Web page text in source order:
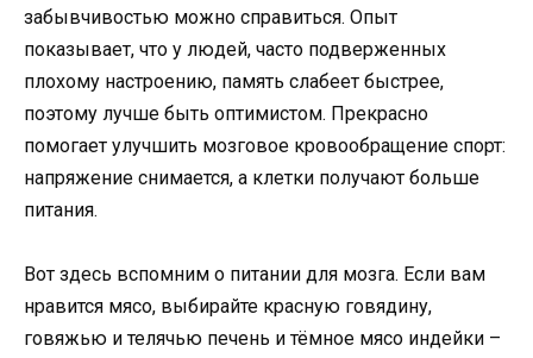
забывчивостью можно справиться. Опыт
показывает, что у людей, часто подверженных
плохому настроению, память слабеет быстрее,
поэтому лучше быть оптимистом. Прекрасно
помогает улучшить мозговое кровообращение спорт:
напряжение снимается, а клетки получают больше
питания.
Вот здесь вспомним о питании для мозга. Если вам
нравится мясо, выбирайте красную говядину,
говяжью и телячью печень и тёмное мясо индейки –